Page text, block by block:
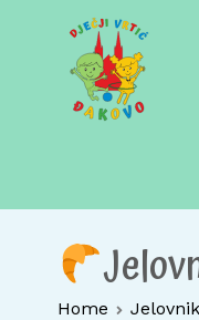
Home Jelovnik